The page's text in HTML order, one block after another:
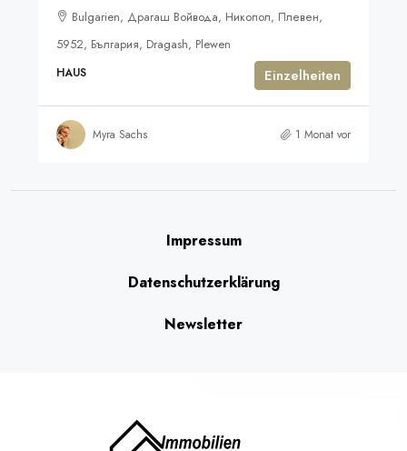
Bulgarien, Драгаш Войвода, Никопол, Плевен,
5952, България, Dragash, Plewen
HAUS Einzelheiten
Myra Sachs 1 Monat vor
Impressum
Datenschutzerklärung
Newsletter